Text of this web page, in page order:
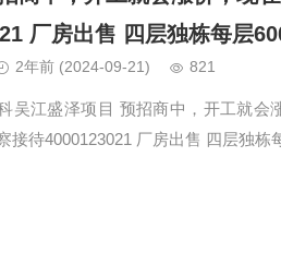
厂房出售 四层独栋每层
2年前 (2024-09-21) 821
吴江盛泽项目 预招商中，开工就会
接待4000123021 厂房出售 四层独